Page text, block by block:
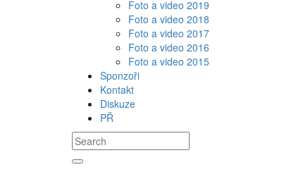
Foto a video 2019
Foto a video 2018
Foto a video 2017
Foto a video 2016
Foto a video 2015
Sponzoři
Kontakt
Diskuze
PŘ